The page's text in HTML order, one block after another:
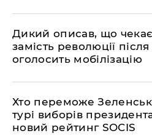
Дикий описав, що
замість революції
оголосить мобілізацію
Хто переможе
турі виборів
новий рейтинг SOCIS